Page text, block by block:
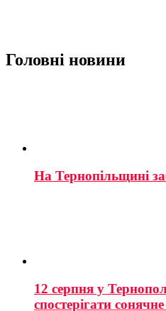
Головні новини
На Тернопільщині
12 серпня у
спостерігати